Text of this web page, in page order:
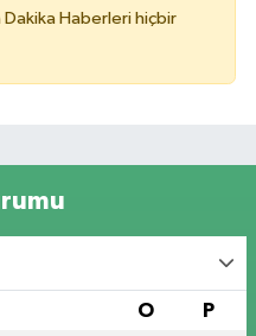
Dakika Haberleri hiçbir
O P